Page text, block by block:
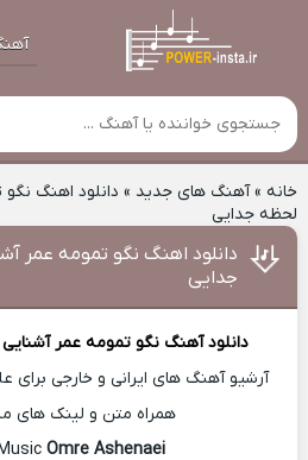
خانه»آهنگ های جدید » دانلود اهنگ
لحظه جدایی
دانلود اهنگ نگو تمومه عمر
جدایی
دانلود آهنگ نگو تمومه عمر
آرشیو آهنگ های ایرانی و خارجی برای
همراه متن و لینک های
Omre Ashenaei